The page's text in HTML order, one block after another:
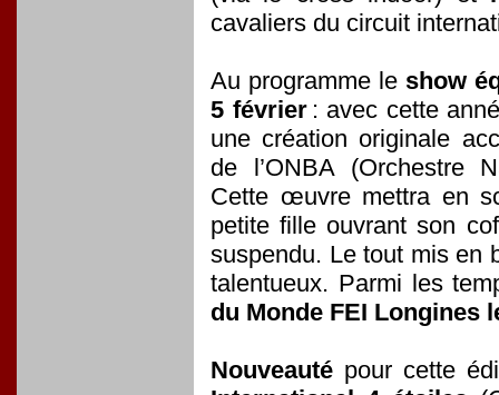
cavaliers du circuit
Au programme le show
5 février : avec cette
une création originale
de l’ONBA (Orchestre
Cette œuvre mettra en
petite fille ouvrant son
suspendu. Le tout mis en
talentueux. Parmi les
du Monde FEI Longines
Nouveauté pour cette